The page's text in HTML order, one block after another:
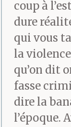
devant
un
fais le
la
coup à
dure
qui vous
la
qu’on dit
fasse
dire la
l’époque.